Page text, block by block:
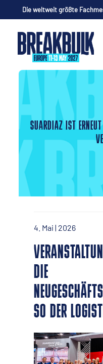
Die weltweit größte
SUARDIAZ IST
4. Mai | 2026
DIE
SO DER